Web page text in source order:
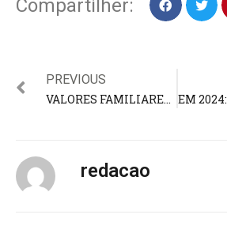
Compartilher:
PREVIOUS
VALORES FAMILIARES: Lula rejeita proibição de gastos com aborto, mudança de sexo e invasões de terra
redacao